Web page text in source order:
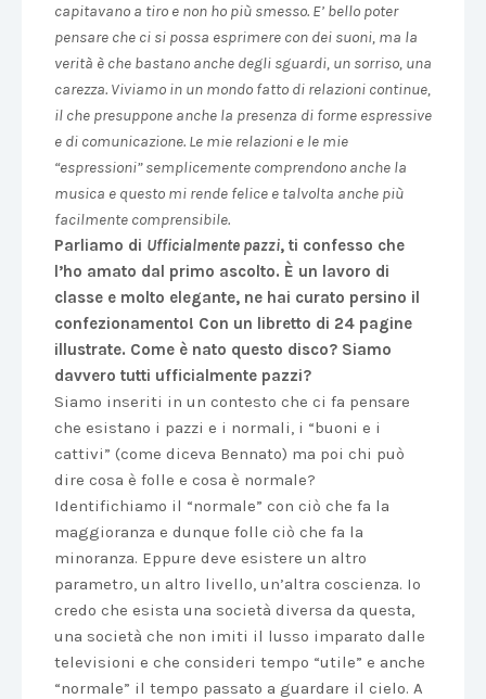
capitavano a tiro e non ho più smesso. E’ bello poter
pensare che ci si possa esprimere con dei suoni, ma la
verità è che bastano anche degli sguardi, un sorriso, una
carezza. Viviamo in un mondo fatto di relazioni continue,
il che presuppone anche la presenza di forme espressive
e di comunicazione. Le mie relazioni e le mie
“espressioni” semplicemente comprendono anche la
musica e questo mi rende felice e talvolta anche più
facilmente comprensibile.
Parliamo di Ufficialmente pazzi, ti confesso che
l’ho amato dal primo ascolto. È un lavoro di
classe e molto elegante, ne hai curato persino il
confezionamento! Con un libretto di 24 pagine
illustrate. Come è nato questo disco? Siamo
davvero tutti ufficialmente pazzi?
Siamo inseriti in un contesto che ci fa pensare
che esistano i pazzi e i normali, i “buoni e i
cattivi” (come diceva Bennato) ma poi chi può
dire cosa è folle e cosa è normale?
Identifichiamo il “normale” con ciò che fa la
maggioranza e dunque folle ciò che fa la
minoranza. Eppure deve esistere un altro
parametro, un altro livello, un’altra coscienza. Io
credo che esista una società diversa da questa,
una società che non imiti il lusso imparato dalle
televisioni e che consideri tempo “utile” e anche
“normale” il tempo passato a guardare il cielo. A